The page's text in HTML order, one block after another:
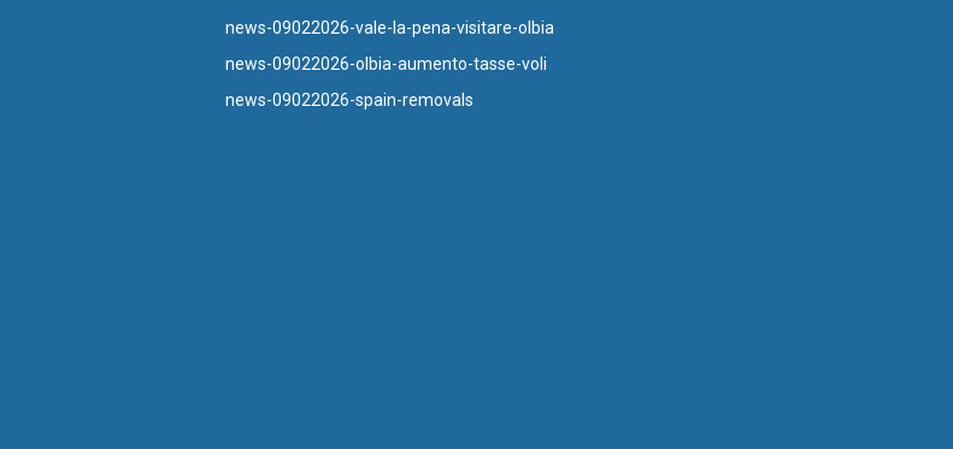
news-09022026-vale-la-pena-visitare-olbia
news-09022026-olbia-aumento-tasse-voli
news-09022026-spain-removals